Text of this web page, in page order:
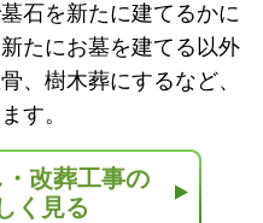
石を新たに建てるかに
たにお墓を建てる以外
、樹木葬にするなど、
す。
改葬工事の
く見る